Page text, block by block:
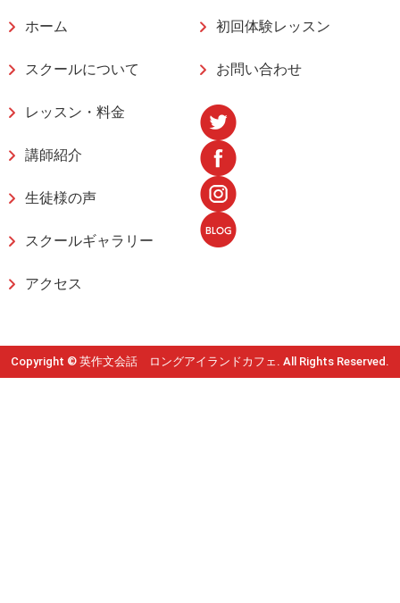
ホーム
スクールについて
レッスン・料金
講師紹介
生徒様の声
スクールギャラリー
アクセス
初回体験レッスン
お問い合わせ
Copyright © 英作文会話 ロングアイランドカフェ. All Rights Reserved.